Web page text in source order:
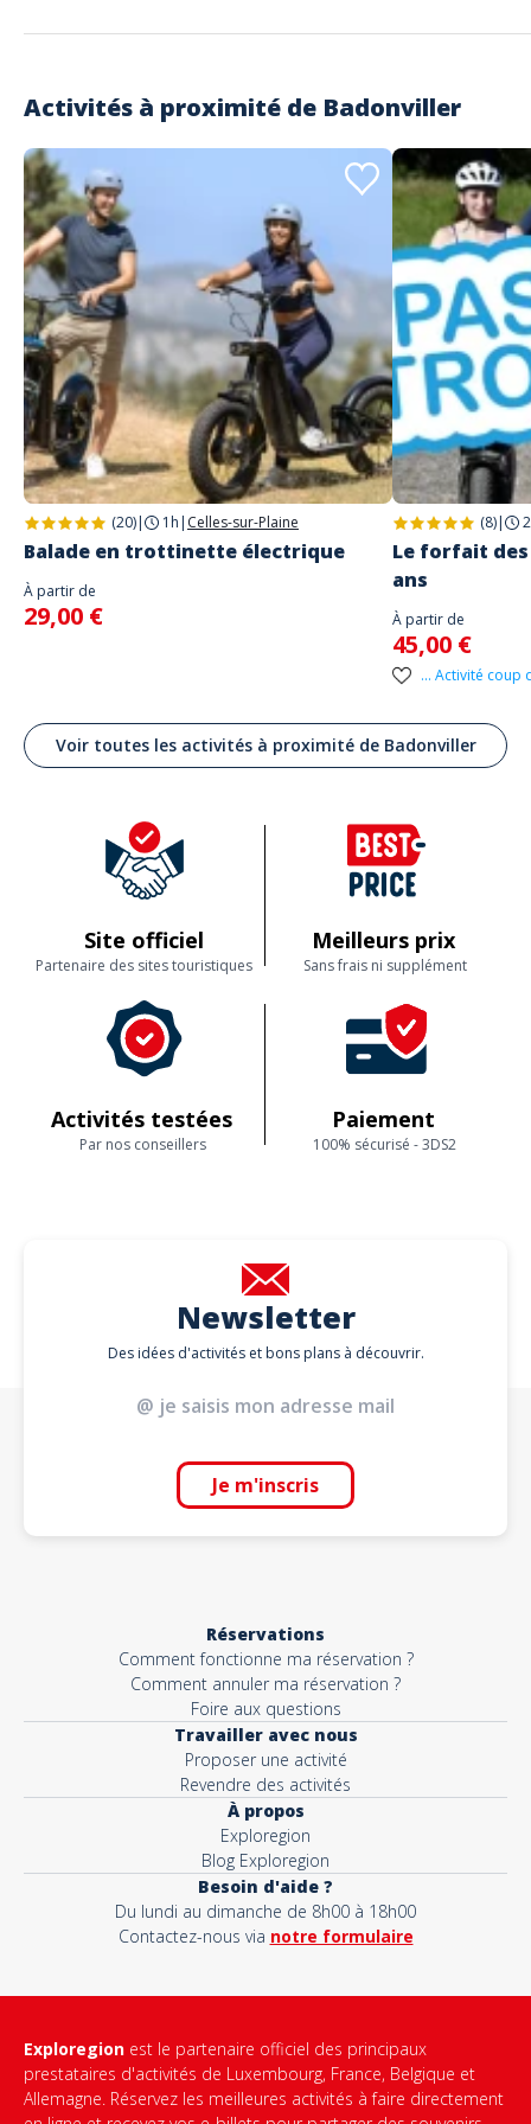
Activités à proximité de Badonviller
(20)| 1h | Celles-sur-Plaine
Balade en trottinette électrique
À partir de
29,00 €
(8)|
Le forfait des
ans
À partir de
45,00 €
... Activité coup
Voir toutes les activités à proximité de Badonviller
Site officiel
Partenaire des sites touristiques
Meilleurs prix
Sans frais ni supplément
Activités testées
Par nos conseillers
Paiement
100% sécurisé - 3DS2
Newsletter
Des idées d'activités et bons plans à découvrir.
Je m'inscris
Réservations
Comment fonctionne ma réservation ?
Comment annuler ma réservation ?
Foire aux questions
Travailler avec nous
Proposer une activité
Revendre des activités
À propos
Exploregion
Blog Exploregion
Besoin d'aide ?
Du lundi au dimanche de 8h00 à 18h00
Contactez-nous via notre formulaire
Exploregion est le partenaire officiel des principaux
prestataires d'activités de Luxembourg, France, Belgique et
Allemagne. Réservez les meilleures activités à faire directement